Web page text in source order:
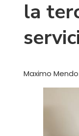
la
Maximo